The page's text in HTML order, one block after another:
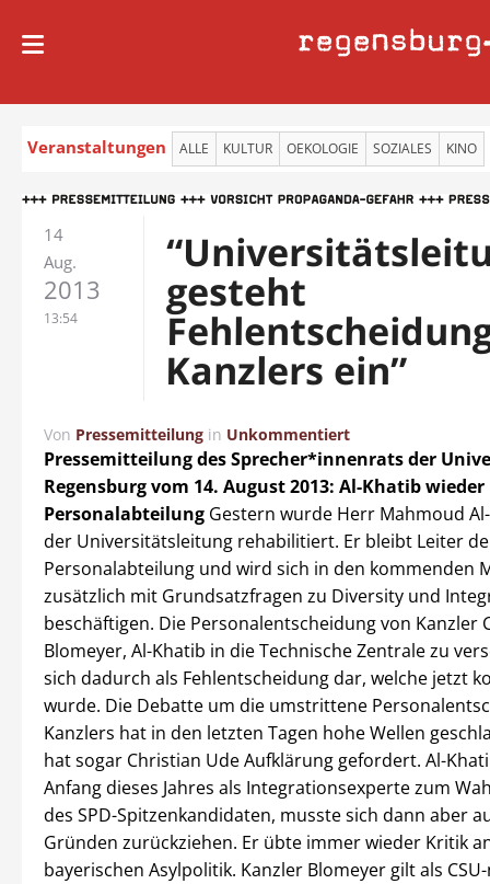
regensburg
Veranstaltungen ALLE KULTUR OEKOLOGIE SOZIALES KINO
14
Aug.
2013
13:54
gesteht
Kanzlers ein”
Von Pressemitteilung in Unkommentiert
Pressemitteilung des Sprecher*innenrats der
Regensburg vom 14. August 2013: Al-Khatib wieder
Personalabteilung Gestern wurde Herr Mahmoud
der Universitätsleitung rehabilitiert. Er bleibt Leiter
Personalabteilung und wird sich in den kommenden
zusätzlich mit Grundsatzfragen zu Diversity und
beschäftigen. Die Personalentscheidung von Kanzler
Blomeyer, Al-Khatib in die Technische Zentrale zu
sich dadurch als Fehlentscheidung dar, welche jetzt
wurde. Die Debatte um die umstrittene
Kanzlers hat in den letzten Tagen hohe Wellen
hat sogar Christian Ude Aufklärung gefordert. Al-
Anfang dieses Jahres als Integrationsexperte zum
des SPD-Spitzenkandidaten, musste sich dann aber
Gründen zurückziehen. Er übte immer wieder Kritik
bayerischen Asylpolitik. Kanzler Blomeyer gilt als